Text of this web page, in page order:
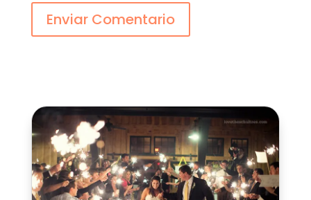
Enviar Comentario